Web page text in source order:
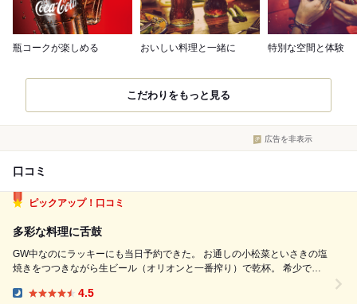
瓶コークが楽しめる おいしい料理と一緒に 特別な空間と体験
こだわりをもっと見る
広告を非表示
口コミ
ピックアップ！口コミ
多彩な料理に舌鼓
GW中なのにラッキーにも当日予約できた。 お通しの小松菜といさきの塩
焼きをつつきながら生ビール（オリオンと一番搾り）で乾杯。 希少でこ
い。甘い醤油と生姜が良く合う。馬のタンは軽く炙ってレモンと塩で食べ
4.5